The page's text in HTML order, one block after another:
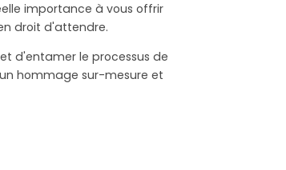
importance à vous offrir
droit d'attendre.
d'entamer le processus de
hommage sur-mesure et